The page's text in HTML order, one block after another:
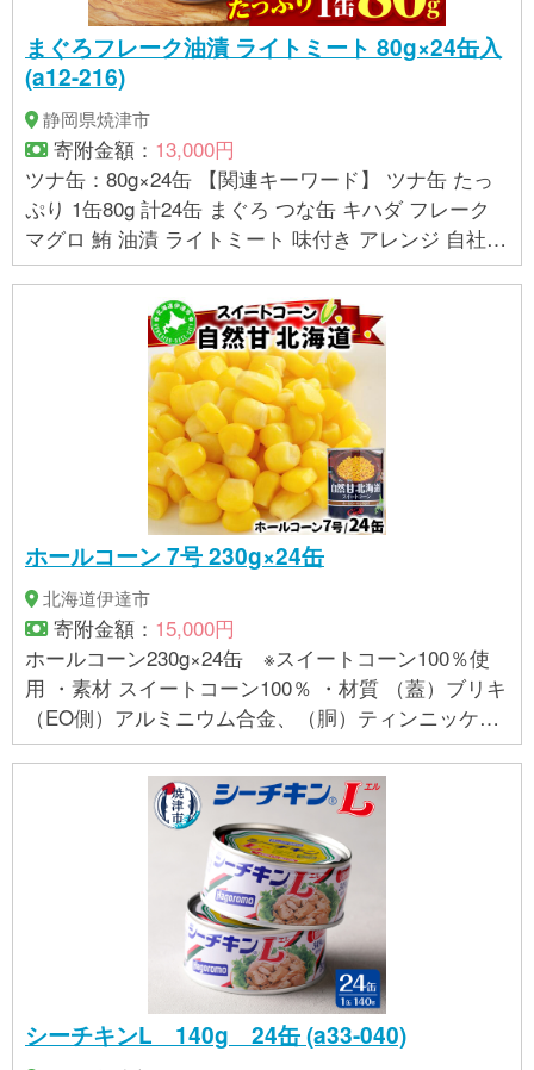
まぐろフレーク油漬 ライトミート 80g×24缶入
(a12-216)
静岡県焼津市
寄附金額： 13,000円
ツナ缶：80g×24缶 【関連キーワード】 ツナ缶 たっ
ぷり 1缶80g 計24缶 まぐろ つな缶 キハダ フレーク
マグロ 鮪 油漬 ライトミート 味付き アレンジ 自社直
売所 いちまる 普段使い ストック 長期保存 常温 缶詰
ホールコーン 7号 230g×24缶
北海道伊達市
寄附金額： 15,000円
ホールコーン230g×24缶 ※スイートコーン100％使
用 ・素材 スイートコーン100％ ・材質 （蓋）ブリキ
（EO側）アルミニウム合金、（胴）ティンニッケ
ル・スチール
シーチキンL 140g 24缶 (a33-040)